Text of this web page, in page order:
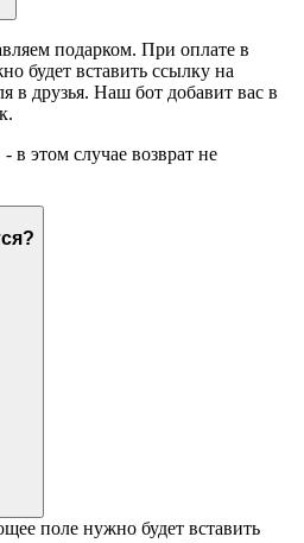
подарком. При оплате в
будет вставить ссылку на
в друзья. Наш бот добавит вас в
в этом случае возврат не
поле нужно будет вставить